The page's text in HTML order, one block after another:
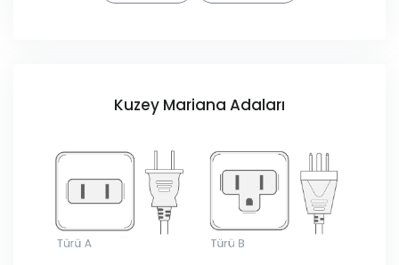
Kuzey Mariana Adaları